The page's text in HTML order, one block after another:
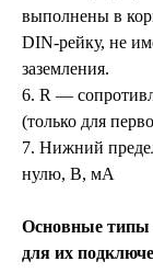
выполнены в
DIN-рейку, не
заземления.
6. R —
(только для
7. Нижний
нулю, В, мА
Основные типы
для их